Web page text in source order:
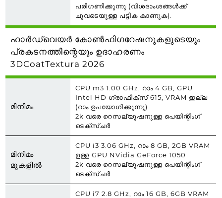
പരിഗണിക്കുന്നു (വിശദാംശങ്ങൾക്ക്
ചുവടെയുള്ള പട്ടിക കാണുക).
ഹാർഡ്‌വെയർ കോൺഫിഗറേഷനുകളുടെയും
പ്രകടനത്തിന്റെയും ഉദാഹരണം
3DCoatTextura 2026
മിനിമം
CPU m3 1.00 GHz, റാം 4 GB, GPU
Intel HD ഗ്രാഫിക്സ് 615, VRAM ഇല്ല
(റാം ഉപയോഗിക്കുന്നു)
2k വരെ റെസല്യൂഷനുള്ള പെയിന്റിംഗ്
ടെക്സ്ചർ
മിനിമം
മുകളിൽ
CPU i3 3.06 GHz, റാം 8 GB, 2GB VRAM
ഉള്ള GPU NVidia GeForce 1050
2k വരെ റെസല്യൂഷനുള്ള പെയിന്റിംഗ്
ടെക്സ്ചർ
CPU i7 2.8 GHz, റാം 16 GB, 6GB VRAM